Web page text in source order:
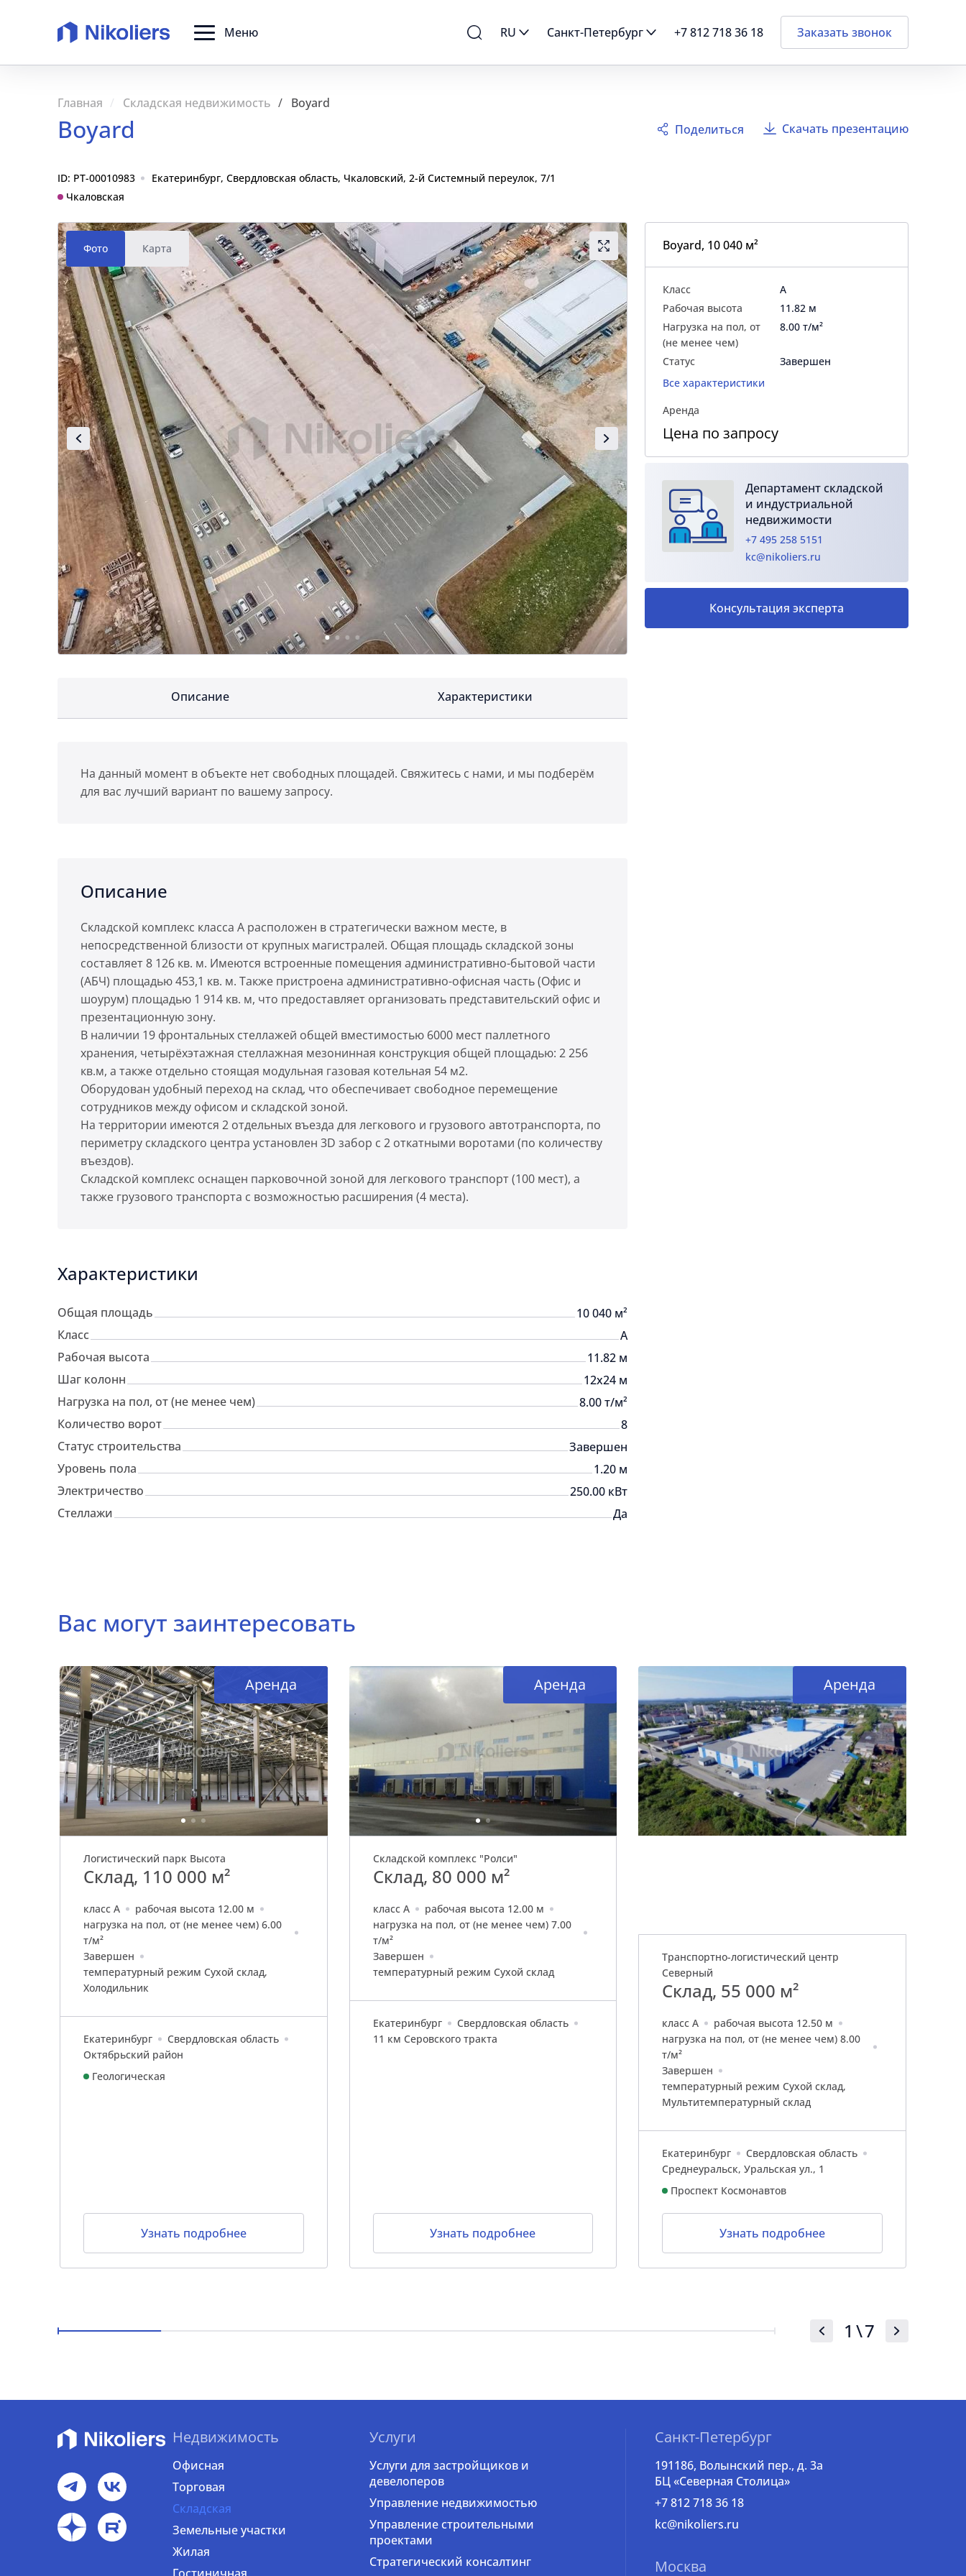
Меню RU Санкт-Петербург +7 812 718 36 18 Заказать звонок
Главная Складская недвижимость Boyard
Boyard Поделиться Скачать презентацию
ID: PT-00010983
Екатеринбург, Свердловская область, Чкаловский, 2-й Системный переулок, 7/1
Чкаловская
Фото Карта
Описание Характеристики
На данный момент в объекте нет свободных площадей. Свяжитесь с нами, и мы подберём
для вас лучший вариант по вашему запросу.
Описание
Складской комплекс класса А расположен в стратегически важном месте, в
непосредственной близости от крупных магистралей. Общая площадь складской зоны
составляет 8 126 кв. м. Имеются встроенные помещения административно-бытовой части
(АБЧ) площадью 453,1 кв. м. Также пристроена административно-офисная часть (Офис и
шоурум) площадью 1 914 кв. м, что предоставляет организовать представительский офис и
презентационную зону.
В наличии 19 фронтальных стеллажей общей вместимостью 6000 мест паллетного
хранения, четырёхэтажная стеллажная мезонинная конструкция общей площадью: 2 256
кв.м, а также отдельно стоящая модульная газовая котельная 54 м2.
Оборудован удобный переход на склад, что обеспечивает свободное перемещение
сотрудников между офисом и складской зоной.
На территории имеются 2 отдельных въезда для легкового и грузового автотранспорта, по
периметру складского центра установлен 3D забор с 2 откатными воротами (по количеству
въездов).
Складской комплекс оснащен парковочной зоной для легкового транспорт (100 мест), а
также грузового транспорта с возможностью расширения (4 места).
Характеристики
Общая площадь
10 040 м²
Класс
A
Рабочая высота
11.82 м
Шаг колонн
12x24 м
Нагрузка на пол, от (не менее чем)
8.00 т/м²
Количество ворот
8
Статус строительства
Завершен
Уровень пола
1.20 м
Электричество
250.00 кВт
Стеллажи
Да
Boyard, 10 040 м²
Класс
A
Рабочая высота
11.82 м
Нагрузка на пол, от
(не менее чем)
8.00 т/м²
Статус
Завершен
Все характеристики
Аренда
Цена по запросу
Департамент складской
и индустриальной
недвижимости
+7 495 258 5151
kc@nikoliers.ru
Консультация эксперта
Вас могут заинтересовать
Аренда
Логистический парк Высота
Склад, 110 000 м²
класс A
рабочая высота 12.00 м
нагрузка на пол, от (не менее чем) 6.00
т/м²
Завершен
температурный режим Сухой склад,
Холодильник
Екатеринбург
Свердловская область
Октябрьский район
Геологическая
Узнать подробнее
Аренда
Складской комплекс "Ролси"
Склад, 80 000 м²
класс A
рабочая высота 12.00 м
нагрузка на пол, от (не менее чем) 7.00
т/м²
Завершен
температурный режим Сухой склад
Екатеринбург
Свердловская область
11 км Серовского тракта
Узнать подробнее
Аренда
Транспортно-логиcтический центр
Северный
Склад, 55 000 м²
класс A
рабочая высота 12.50 м
нагрузка на пол, от (не менее чем) 8.00
т/м²
Завершен
температурный режим Сухой склад,
Мультитемпературный склад
Екатеринбург
Свердловская область
Среднеуральск, Уральская ул., 1
Проспект Космонавтов
Узнать подробнее
1 \7
Недвижимость
Офисная
Торговая
Складская
Земельные участки
Жилая
Услуги
Услуги для застройщиков и
девелоперов
Управление недвижимостью
Управление строительными
проектами
Стратегический консалтинг
Санкт-Петербург
191186, Волынский пер., д. 3a
БЦ «Северная Столица»
+7 812 718 36 18
kc@nikoliers.ru
Москва